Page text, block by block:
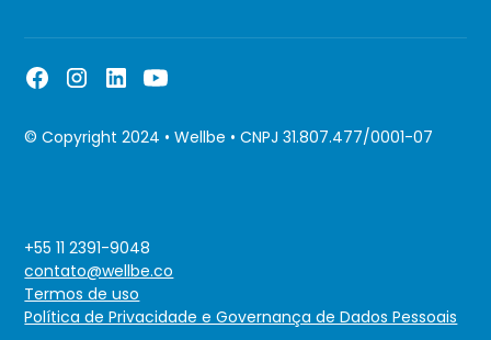
© Copyright 2024 • Wellbe • CNPJ 31.807.477/0001-07
Termos de uso
Política de Privacidade e Governança de Dados Pessoais
+55 11 2391-9048
contato@wellbe.co